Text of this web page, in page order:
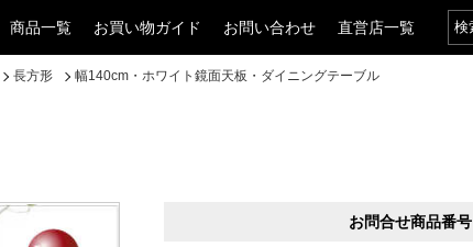
商品一覧 お買い物ガイド お問い合わせ 直営店一覧
長方形 幅140cm・ホワイト鏡面天板・ダイニングテーブル
お問合せ商品番号